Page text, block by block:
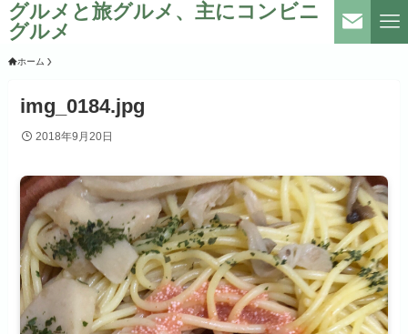
グルメと旅グルメ、主にコンビニ
グルメ
ホーム
img_0184.jpg
2018年9月20日